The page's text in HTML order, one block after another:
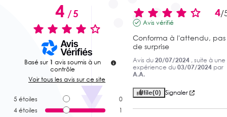
4/5
Basé sur 1 avis soumis à un
contrôle
Voir tous les avis sur ce site
5 étoiles
0
4 étoiles
1
4/
Avis vérifié
Conforma à l'attendu, pas
de surprise
Avis du 20/07/2024 , suite à une
expérience du 03/07/2024 par
A.A.
Utile(0) Signaler